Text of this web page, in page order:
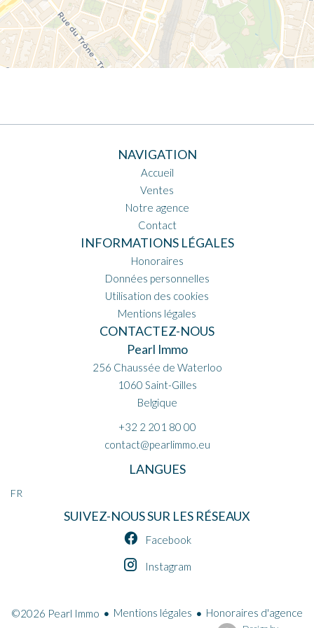
NAVIGATION
Accueil
Ventes
Notre agence
Contact
INFORMATIONS LÉGALES
Honoraires
Données personnelles
Utilisation des cookies
Mentions légales
CONTACTEZ-NOUS
Pearl Immo
256 Chaussée de Waterloo
1060 Saint-Gilles
Belgique
+32 2 201 80 00
contact@pearlimmo.eu
LANGUES
FR
SUIVEZ-NOUS SUR LES RÉSEAUX
Facebook
Instagram
©2026 Pearl Immo Mentions légales
Honoraires d'agence